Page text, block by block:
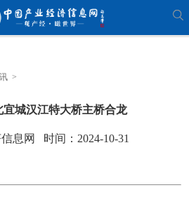
>
宜城汉江特大桥主桥合龙
息网 时间：2024-10-31